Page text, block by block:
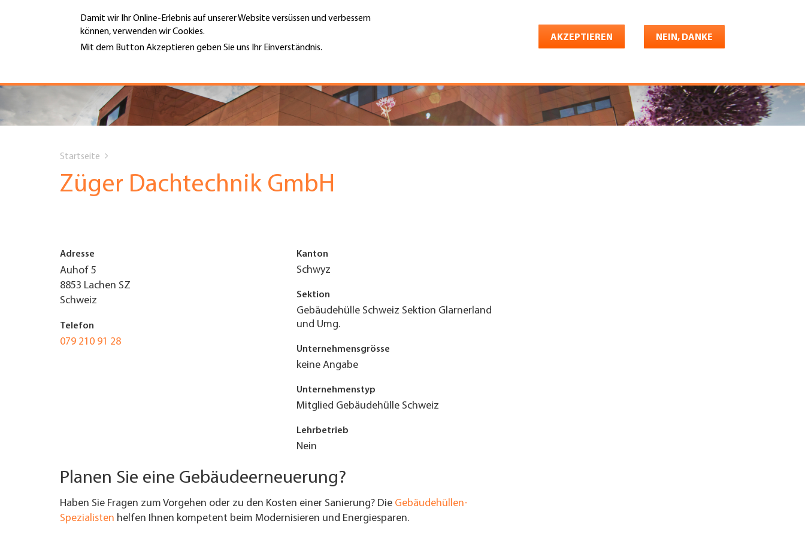
Damit wir Ihr Online-Erlebnis auf unserer Website versüssen und verbessern
können, verwenden wir Cookies.
Mit dem Button Akzeptieren geben Sie uns Ihr Einverständnis.
AKZEPTIEREN NEIN, DANKE
Hauptnavigation
PORTRÄT
DIENSTLEISTUNGEN
JOBS & KARRIERE
UNTERNEHMEN FINDEN
FACHZEITSCHRIFT
MENÜ
Top
Menu
Jobs & Karriere Shop Konto Deutsch
are
Startseite
Züger Dachtechnik GmbH
Adresse
Auhof 5
8853 Lachen SZ
Schweiz
Telefon
079 210 91 28
Kanton
Schwyz
Sektion
Gebäudehülle Schweiz Sektion Glarnerland
und Umg.
Unternehmensgrösse
keine Angabe
Unternehmenstyp
Mitglied Gebäudehülle Schweiz
Lehrbetrieb
Nein
Planen Sie eine Gebäudeerneuerung?
Haben Sie Fragen zum Vorgehen oder zu den Kosten einer Sanierung? Die Gebäudehüllen-
Spezialisten helfen Ihnen kompetent beim Modernisieren und Energiesparen.